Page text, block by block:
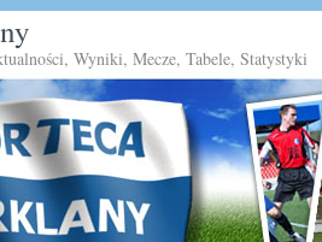
Wyniki, Mecze, Tabele, Statystyki